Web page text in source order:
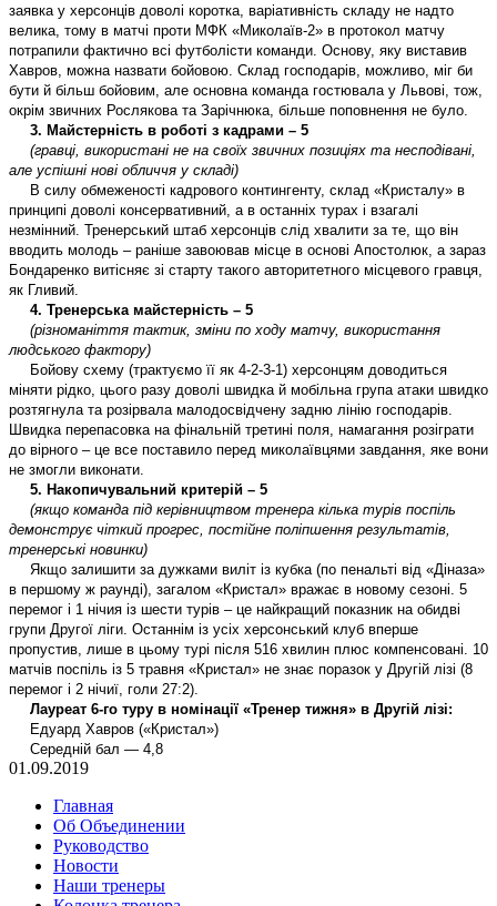
заявка у херсонців доволі коротка, варіативність складу не надто
велика, тому в матчі проти МФК «Миколаїв-2» в протокол матчу
потрапили фактично всі футболісти команди. Основу, яку виставив
Хавров, можна назвати бойовою. Склад господарів, можливо, міг би
бути й більш бойовим, але основна команда гостювала у Львові, тож,
окрім звичних Рослякова та Зарічнюка, більше поповнення не було.
3. Майстерність в роботі з кадрами – 5
(гравці, використані не на своїх звичних позиціях та несподівані,
але успішні нові обличчя у складі)
В силу обмеженості кадрового контингенту, склад «Кристалу» в
принципі доволі консервативний, а в останніх турах і взагалі
незмінний. Тренерський штаб херсонців слід хвалити за те, що він
вводить молодь – раніше завоював місце в основі Апостолюк, а зараз
Бондаренко витісняє зі старту такого авторитетного місцевого гравця,
як Гливий.
4. Тренерська майстерність – 5
(різноманіття тактик, зміни по ходу матчу, використання
людського фактору)
Бойову схему (трактуємо її як 4-2-3-1 ) херсонцям доводиться
міняти рідко, цього разу доволі швидка й мобільна група атаки швидко
розтягнула та розірвала малодосвідчену задню лінію господарів.
Швидка перепасовка на фінальній третині поля, намагання розіграти
до вірного – це все поставило перед миколаївцями завдання, яке вони
не змогли виконати.
5. Накопичувальний критерій – 5
(якщо команда під керівництвом тренера кілька турів поспіль
демонструє чіткий прогрес, постійне поліпшення результатів,
тренерські новинки)
Якщо залишити за дужками виліт із кубка (по пенальті від «Діназа»
в першому ж раунді), загалом «Кристал» вражає в новому сезоні. 5
перемог і 1 нічия із шести турів – це найкращий показник на обидві
групи Другої ліги. Останнім із усіх херсонський клуб вперше
пропустив, лише в цьому турі після 516 хвилин плюс компенсовані. 10
матчів поспіль із 5 травня «Кристал» не знає поразок у Другій лізі (8
перемог і 2 нічиї, голи 27:2).
Лауреат 6-го туру в номінації «Тренер тижня» в Другій лізі:
Едуард Хавров («Кристал»)
Середній бал — 4,8
01.09.2019
Главная
Об Объединении
Руководство
Новости
Наши тренеры